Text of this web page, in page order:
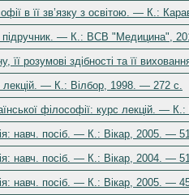
в її зв’язку з освітою. — К.:
— К.: ВСВ "Медицина",
її розумові здібності та її
лекцій. — К.: Вілбор, 1998. — 272 c.
філософії: курс лекцій. —
навч. посіб. — К.: Вікар, 2005. —
навч. посіб. — К.: Вікар, 2004. —
навч. посіб. — К.: Вікар, 2005. —